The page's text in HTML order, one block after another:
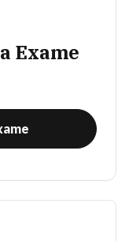
Exame